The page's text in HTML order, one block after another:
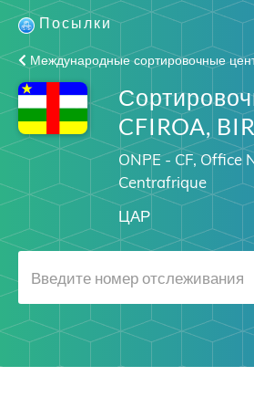
Посылки
Международные сортировочные
CFIROA,
ONPE - CF, Office
Centrafrique
ЦАР